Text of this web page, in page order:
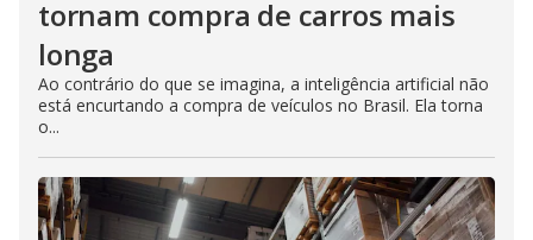
tornam compra de carros mais
longa
Ao contrário do que se imagina, a inteligência artificial não
está encurtando a compra de veículos no Brasil. Ela torna
o...